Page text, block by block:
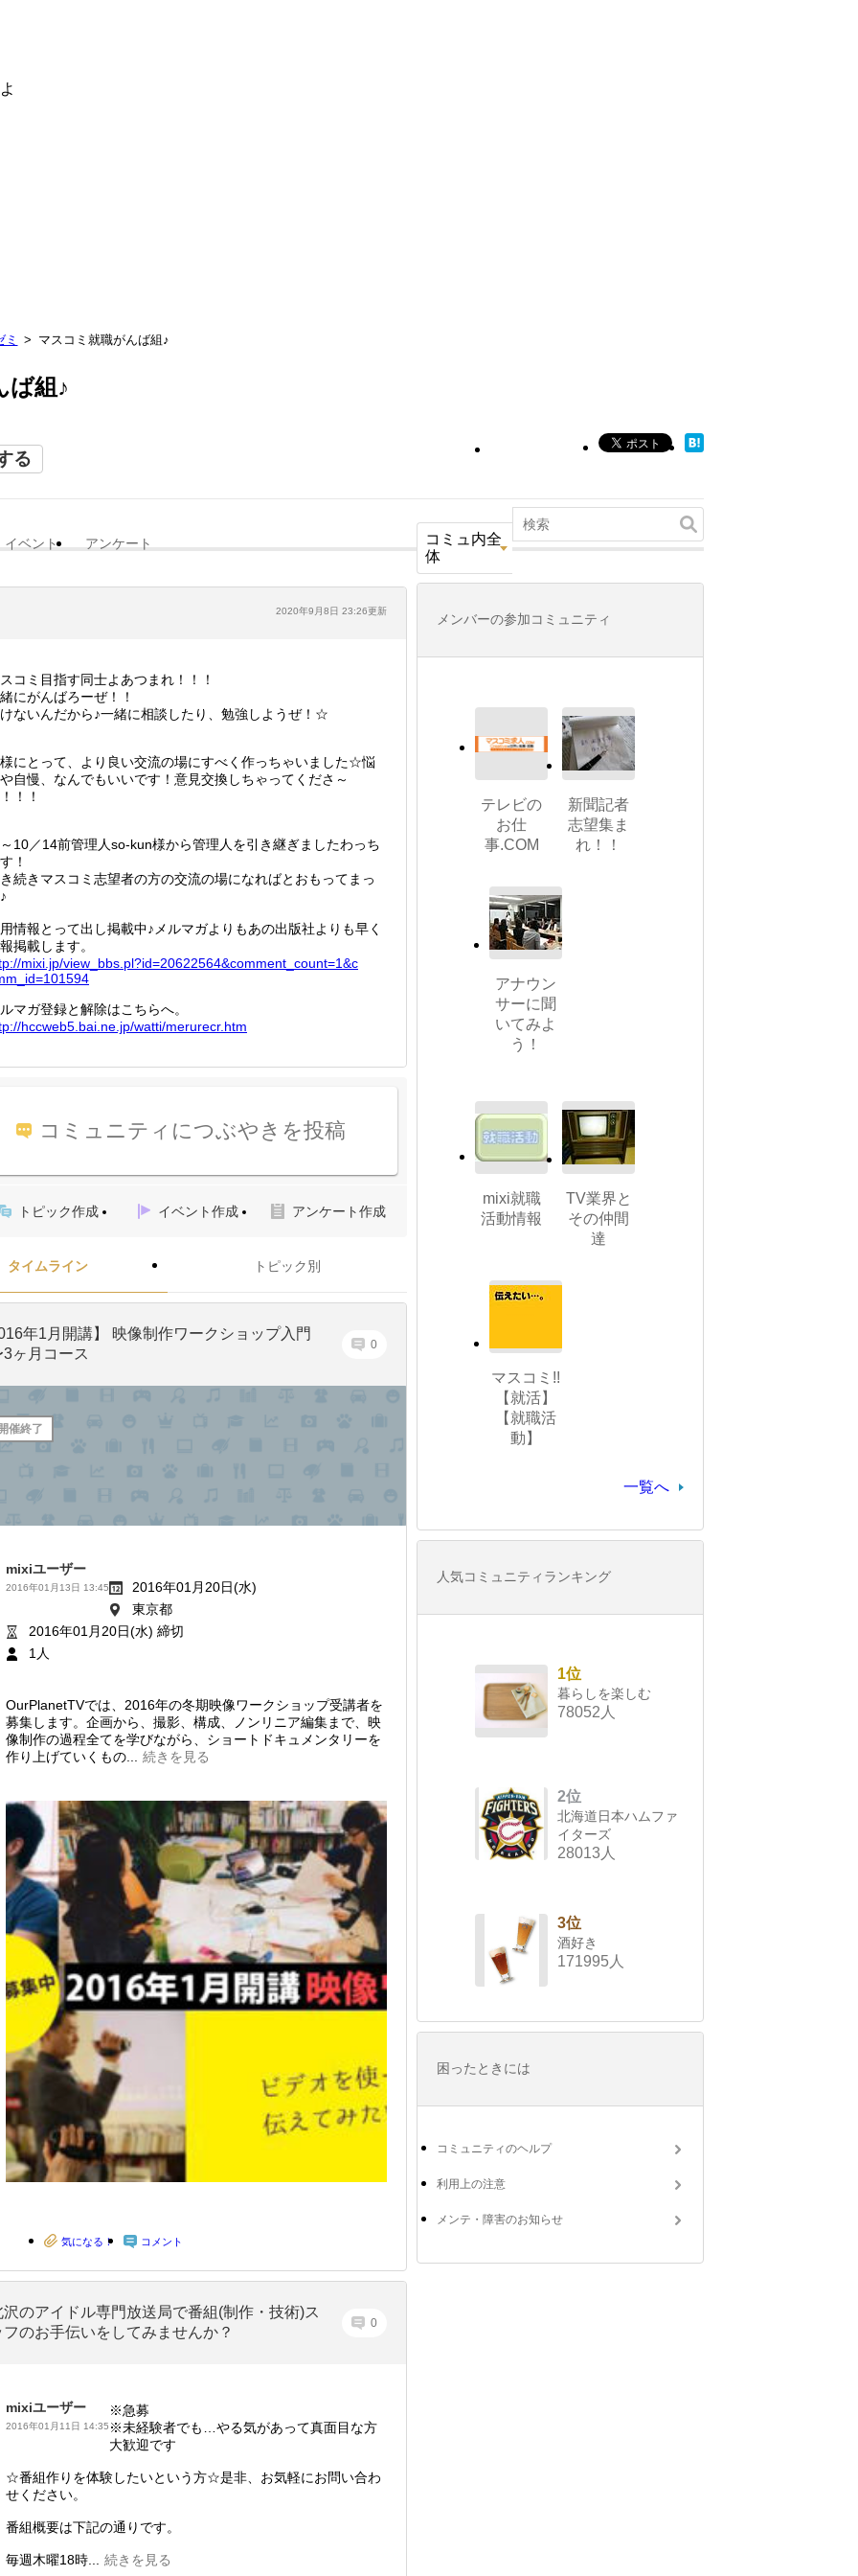
ミ マスコミ就職がんば組♪
ば組♪
る
イベント アンケート
コミュ内全
体
2020年9月8日 23:26更新
コミ目指す同士よあつまれ！！！
にがんばろーぜ！！
ないんだから♪一緒に相談したり、勉強しようぜ！☆
にとって、より良い交流の場にすべく作っちゃいました☆悩
自慢、なんでもいいです！意見交換しちゃってくださ～
！！
10／14前管理人so-kun様から管理人を引き継ぎましたわっち
！
続きマスコミ志望者の方の交流の場になればとおもってまっ
情報とって出し掲載中♪メルマガよりもあの出版社よりも早く
掲載します。
mixi.jp/view_bbs.pl?id=20622564&comment_count=1&c
101594
マガ登録と解除はこちらへ。
hccweb5 .bai.ne .jp/watti/merurecr.htm
コミュニティにつぶやきを投稿
トピック作成 イベント作成 アンケート作成
タイムライン トピック別
年1月開講】 映像制作ワークショップ入門
3ヶ月コース
0
催終了
mixiユーザー
2016年01月13日 13:45
2016年01月20日(水)
東京都
2016年01月20日(水) 締切
1人
OurPlanetTVでは、2016年の冬期映像ワークショップ受講者を
募集します。企画から、撮影、構成、ノンリニア編集まで、映
像制作の過程全てを学びながら、ショートドキュメンタリーを
作り上げていくもの...
続きを見る
気になる！ コメント
沢のアイドル専門放送局で番組(制作・技術)ス
フのお手伝いをしてみませんか？
0
mixiユーザー
2016年01月11日 14:35
※急募
※未経験者でも…やる気があって真面目な方
大歓迎です
☆番組作りを体験したいという方☆是非、お気軽にお問い合わ
せください。
番組概要は下記の通りです。
毎週木曜18時... 続きを見る
メンバーの参加コミュニティ
テレビの
お仕
事.COM
新聞記者
志望集ま
れ！！
アナウン
サーに聞
いてみよ
う！
mixi就職
活動情報
TV業界と
その仲間
達
マスコミ!!
【就活】
【就職活
動】
一覧へ
人気コミュニティランキング
1位
暮らしを楽しむ
78052人
2位
北海道日本ハムファ
イターズ
28013人
3位
酒好き
171995人
困ったときには
コミュニティのヘルプ
利用上の注意
メンテ・障害のお知らせ